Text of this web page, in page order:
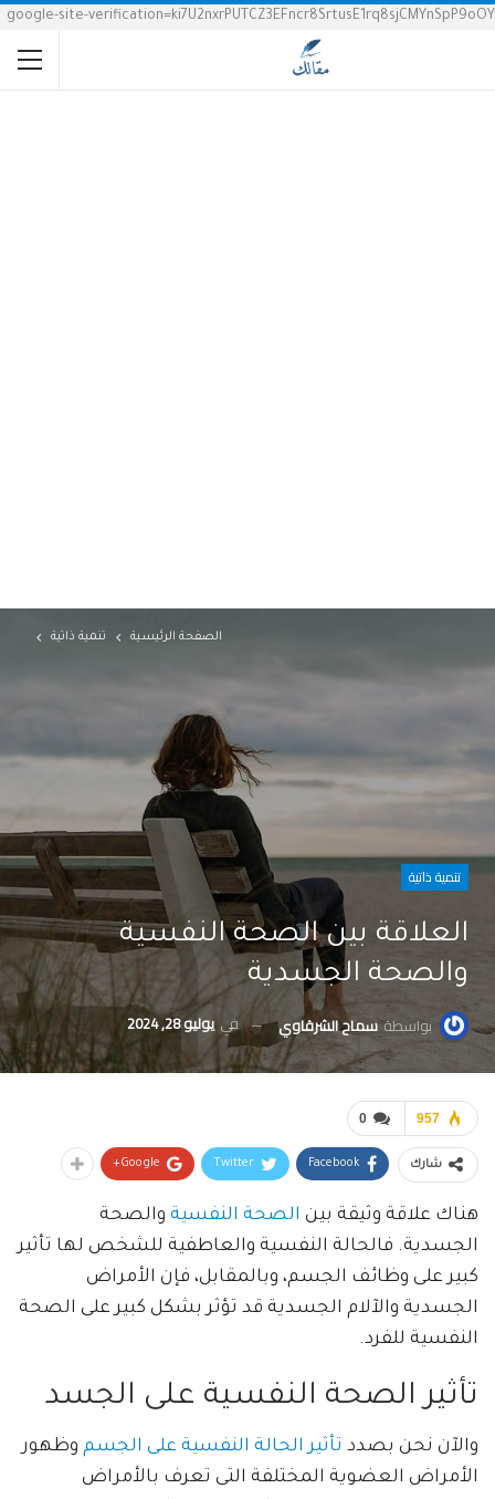
google-site-verification=ki7U2nxrPUTCZ3EFncr8SrtusE1rq8sjCMYnSpP9oOY
الصفحة الرئيسية تنمية ذاتية
تنمية ذاتية
العلاقة بين الصحة النفسية
والصحة الجسدية
بواسطة سماح الشرقاوي فييوليو 28, 2024
0 957
شارك Facebook
Twitter
Google+
هناك علاقة وثيقة بين الصحة النفسية والصحة
الجسدية. فالحالة النفسية والعاطفية للشخص لها تأثير
كبير على وظائف الجسم، وبالمقابل، فإن الأمراض
الجسدية والآلام الجسدية قد تؤثر بشكل كبير على الصحة
النفسية للفرد.
تأثير الصحة النفسية على الجسد
والآن نحن بصدد تأثير الحالة النفسية على الجسم وظهور
الأمراض العضوية المختلفة التى تعرف بالأمراض